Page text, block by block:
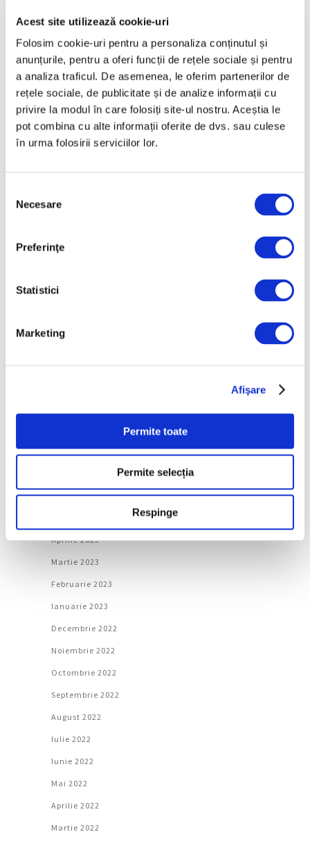
Acest site utilizează cookie-uri
Folosim cookie-uri pentru a personaliza conținutul și
anunțurile, pentru a oferi funcții de rețele sociale și pentru
a analiza traficul. De asemenea, le oferim partenerilor de
rețele sociale, de publicitate și de analize informații cu
privire la modul în care folosiți site-ul nostru. Aceștia le
pot combina cu alte informații oferite de dvs. sau culese
în urma folosirii serviciilor lor.
consimțământului
Necesare
Preferinţe
Statistici
Marketing
Afişare
Permite toate
Permite selecția
Respinge
Februarie 2025
Ianuarie 2025
Decembrie 2024
Octombrie 2024
Iulie 2024
Mai 2024
Martie 2024
Ianuarie 2024
August 2023
Iunie 2023
Aprilie 2023
Martie 2023
Februarie 2023
Ianuarie 2023
Decembrie 2022
Noiembrie 2022
Octombrie 2022
Septembrie 2022
August 2022
Iulie 2022
Iunie 2022
Mai 2022
Aprilie 2022
Martie 2022